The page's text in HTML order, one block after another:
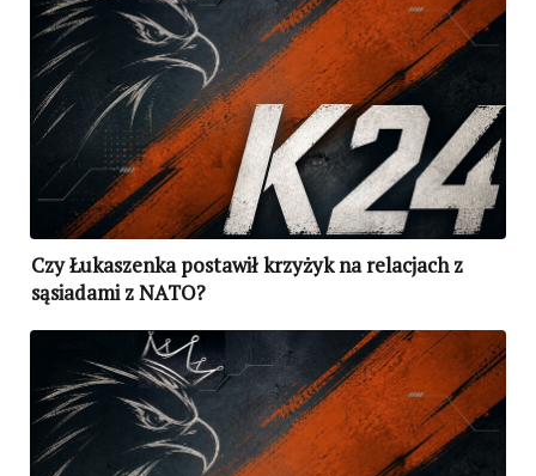
Czy Łukaszenka postawił krzyżyk na relacjach z
sąsiadami z NATO?